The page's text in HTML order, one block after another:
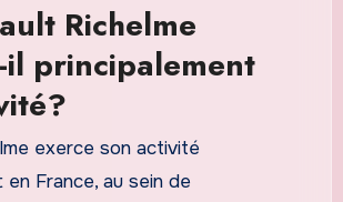
Richelme
il principalement
exerce son activité
en France, au sein de